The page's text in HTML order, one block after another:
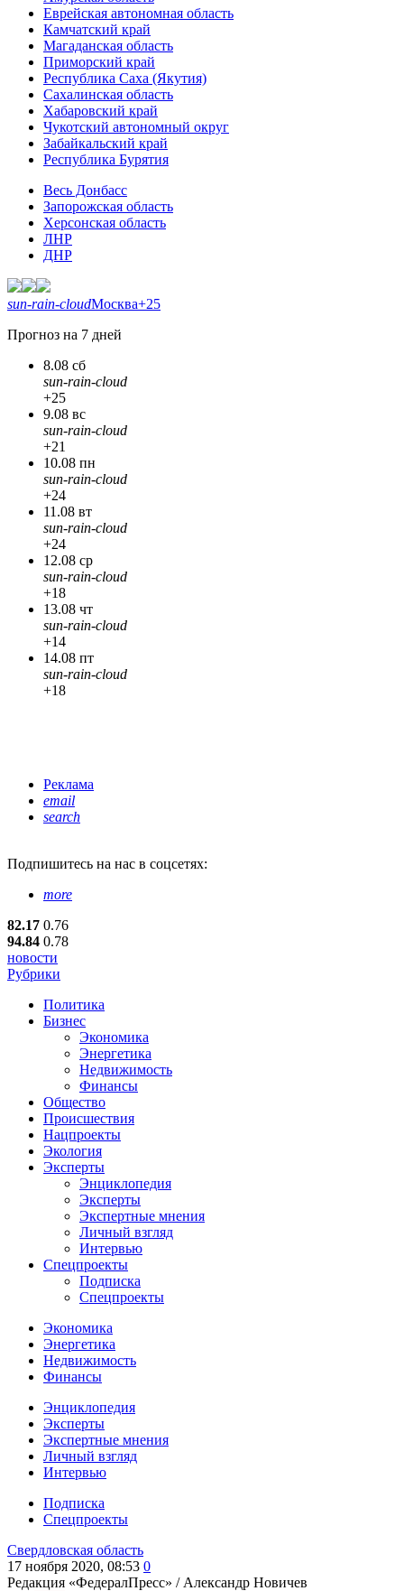
Еврейская автономная область
Камчатский край
Магаданская область
Приморский край
Республика Саха (Якутия)
Сахалинская область
Хабаровский край
Чукотский автономный округ
Забайкальский край
Республика Бурятия
Весь Донбасс
Запорожская область
Херсонская область
ЛНР
ДНР
sun-rain-cloudМосква+25
Прогноз на 7 дней
8.08 сб
sun-rain-cloud
+25
9.08 вс
sun-rain-cloud
+21
10.08 пн
sun-rain-cloud
+24
11.08 вт
sun-rain-cloud
+24
12.08 ср
sun-rain-cloud
+18
13.08 чт
sun-rain-cloud
+14
14.08 пт
sun-rain-cloud
+18
Реклама
email
search
Подпишитесь на нас в соцсетях:
more
82.17 0.76
94.84 0.78
новости
Рубрики
Политика
Бизнес
Экономика
Энергетика
Недвижимость
Финансы
Общество
Происшествия
Нацпроекты
Экология
Эксперты
Энциклопедия
Эксперты
Экспертные мнения
Личный взгляд
Интервью
Спецпроекты
Подписка
Спецпроекты
Экономика
Энергетика
Недвижимость
Финансы
Энциклопедия
Эксперты
Экспертные мнения
Личный взгляд
Интервью
Подписка
Спецпроекты
Свердловская область
17 ноября 2020, 08:53 0
Редакция «ФедералПресс» / Александр Новичев